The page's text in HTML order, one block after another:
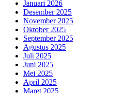
Januari 2026
Desember 2025
November 2025
Oktober 2025
September 2025
Agustus 2025
Juli 2025
Juni 2025
Mei 2025
April 2025
Maret 2025